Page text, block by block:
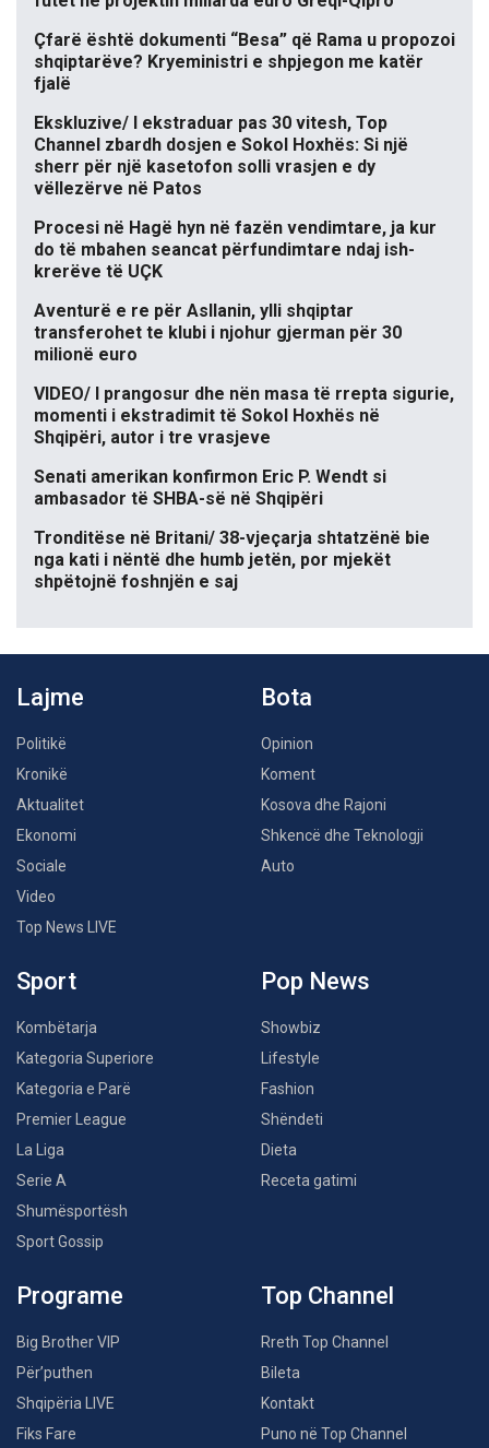
Çfarë është dokumenti “Besa” që Rama u propozoi
shqiptarëve? Kryeministri e shpjegon me katër
fjalë
Ekskluzive/ I ekstraduar pas 30 vitesh, Top
Channel zbardh dosjen e Sokol Hoxhës: Si një
sherr për një kasetofon solli vrasjen e dy
vëllezërve në Patos
Procesi në Hagë hyn në fazën vendimtare, ja kur
do të mbahen seancat përfundimtare ndaj ish-
krerëve të UÇK
Aventurë e re për Asllanin, ylli shqiptar
transferohet te klubi i njohur gjerman për 30
milionë euro
VIDEO/ I prangosur dhe nën masa të rrepta sigurie,
momenti i ekstradimit të Sokol Hoxhës në
Shqipëri, autor i tre vrasjeve
Senati amerikan konfirmon Eric P. Wendt si
ambasador të SHBA-së në Shqipëri
Tronditëse në Britani/ 38-vjeçarja shtatzënë bie
nga kati i nëntë dhe humb jetën, por mjekët
shpëtojnë foshnjën e saj
Lajme
Politikë
Kronikë
Aktualitet
Ekonomi
Sociale
Video
Top News LIVE
Bota
Opinion
Koment
Kosova dhe Rajoni
Shkencë dhe Teknologji
Auto
Sport
Kombëtarja
Kategoria Superiore
Kategoria e Parë
Premier League
La Liga
Serie A
Shumësportësh
Sport Gossip
Pop News
Showbiz
Lifestyle
Fashion
Shëndeti
Dieta
Receta gatimi
Programe
Big Brother VIP
Për’puthen
Shqipëria LIVE
Fiks Fare
Top Channel
Rreth Top Channel
Bileta
Kontakt
Puno në Top Channel